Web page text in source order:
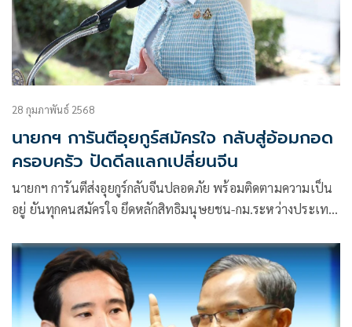
28 กุมภาพันธ์ 2568
นายกฯ การันตีอุยกูร์สมัครใจ กลับสู่อ้อมกอด
ครอบครัว ปัดดีลแลกเปลี่ยนจีน
นายกฯ การันตีส่งอุยกูร์กลับจีนปลอดภัย พร้อมติดตามความเป็น
อยู่ ยันทุกคนสมัครใจ ยึดหลักสิทธิมนุษยชน-กม.ระหว่างประเทศ